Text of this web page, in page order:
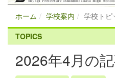
ホーム 学校案内
学校トピ
TOPICS
2026年4月の